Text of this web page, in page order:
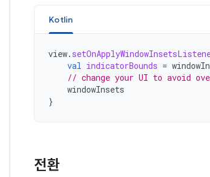
Kotlin
view.
val indicatorBounds =
// change your UI to avoid
windowInsets
}
전환